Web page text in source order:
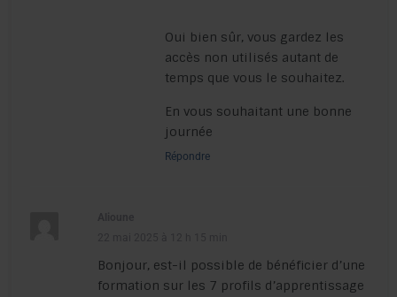
Oui bien sûr, vous gardez les
accès non utilisés autant de
temps que vous le souhaitez.
En vous souhaitant une bonne
journée
Répondre
Bonjour, est-il possible de bénéficier d’une
formation sur les 7 profils d’apprentissage